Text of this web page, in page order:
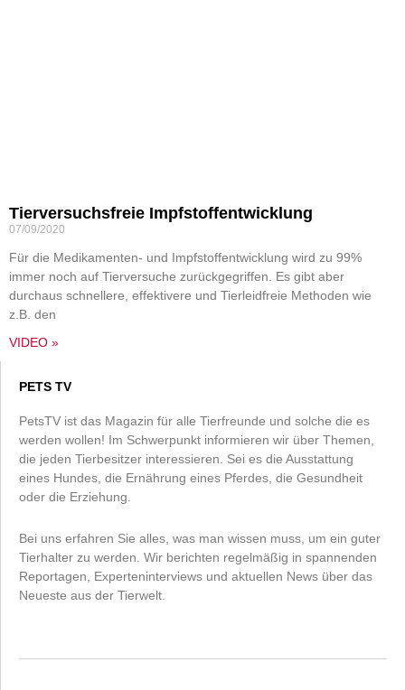
Tierversuchsfreie Impfstoffentwicklung
07/09/2020
Für die Medikamenten- und Impfstoffentwicklung wird zu 99%
immer noch auf Tierversuche zurückgegriffen. Es gibt aber
durchaus schnellere, effektivere und Tierleidfreie Methoden wie
z.B. den
VIDEO »
PETS TV
PetsTV ist das Magazin für alle Tierfreunde und solche die es
werden wollen! Im Schwerpunkt informieren wir über Themen,
die jeden Tierbesitzer interessieren. Sei es die Ausstattung
eines Hundes, die Ernährung eines Pferdes, die Gesundheit
oder die Erziehung.
Bei uns erfahren Sie alles, was man wissen muss, um ein guter
Tierhalter zu werden. Wir berichten regelmäßig in spannenden
Reportagen, Experteninterviews und aktuellen News über das
Neueste aus der Tierwelt.